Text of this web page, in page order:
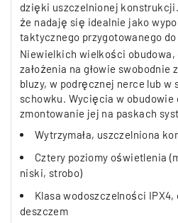
dzięki uszczelnionej
że nadaję się idealnie jako
taktycznego przygotowanego
Niewielkich wielkości obudowa,
założenia na głowie
bluzy, w podręcznej nerce lub w
schowku. Wycięcia w obudowie
zmontowanie jej na paskach
Wytrzymała, uszczelniona
Cztery poziomy oświetlenia
niski, strobo)
Klasa wodoszczelności
deszczem